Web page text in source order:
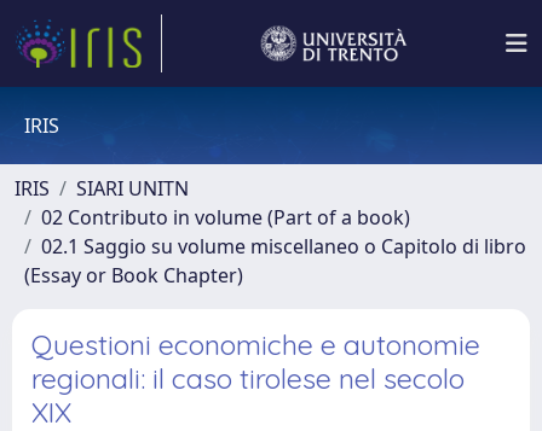
IRIS
IRIS
SIARI UNITN
02 Contributo in volume (Part of a book)
02.1 Saggio su volume miscellaneo o Capitolo di libro
(Essay or Book Chapter)
Questioni economiche e autonomie
regionali: il caso tirolese nel secolo
XIX